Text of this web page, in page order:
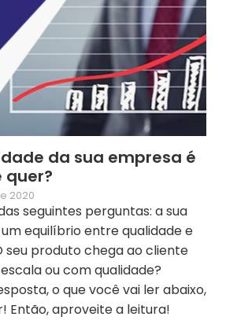
da sua empresa é
quer?
2020
seguintes perguntas: a sua
equilíbrio entre qualidade e
seu produto chega ao cliente
ou com qualidade?
o que você vai ler abaixo,
Então, aproveite a leitura!